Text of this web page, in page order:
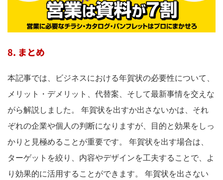
8. まとめ
本記事では、ビジネスにおける年賀状の必要性について、
メリット・デメリット、代替案、そして最新事情を交えな
がら解説しました。 年賀状を出すか出さないかは、それ
ぞれの企業や個人の判断になりますが、目的と効果をしっ
かりと見極めることが重要です。 年賀状を出す場合は、
ターゲットを絞り、内容やデザインを工夫することで、よ
り効果的に活用することができます。 年賀状を出さない